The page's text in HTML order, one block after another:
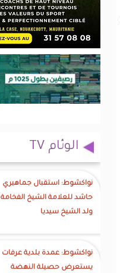
الوئام TV
نواكشوط: استقبال جماهيري
حاشد للعلامة الشيخ الفخامة
ولد الشيخ سيديا
نواكشوط: عمدة بلدية عرفات
يستعرض حصيلة النهضة